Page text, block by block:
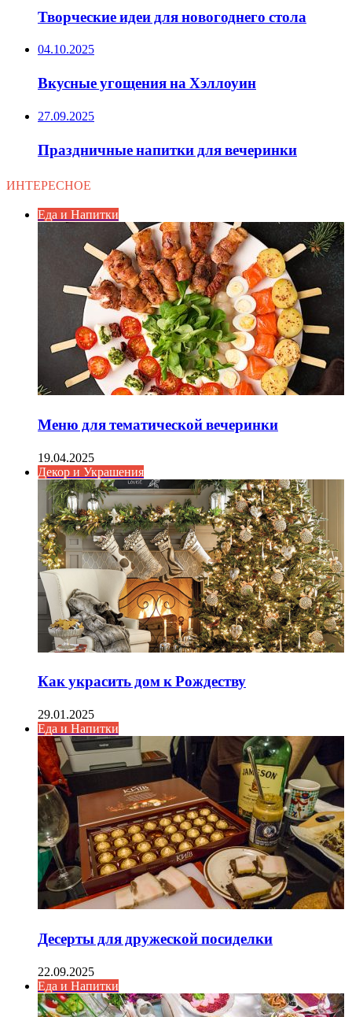
Творческие идеи для новогоднего стола
04.10.2025
Вкусные угощения на Хэллоуин
27.09.2025
Праздничные напитки для вечеринки
ИНТЕРЕСНОЕ
Еда и Напитки
Меню для тематической вечеринки
19.04.2025
Декор и Украшения
Как украсить дом к Рождеству
29.01.2025
Еда и Напитки
Десерты для дружеской посиделки
22.09.2025
Еда и Напитки